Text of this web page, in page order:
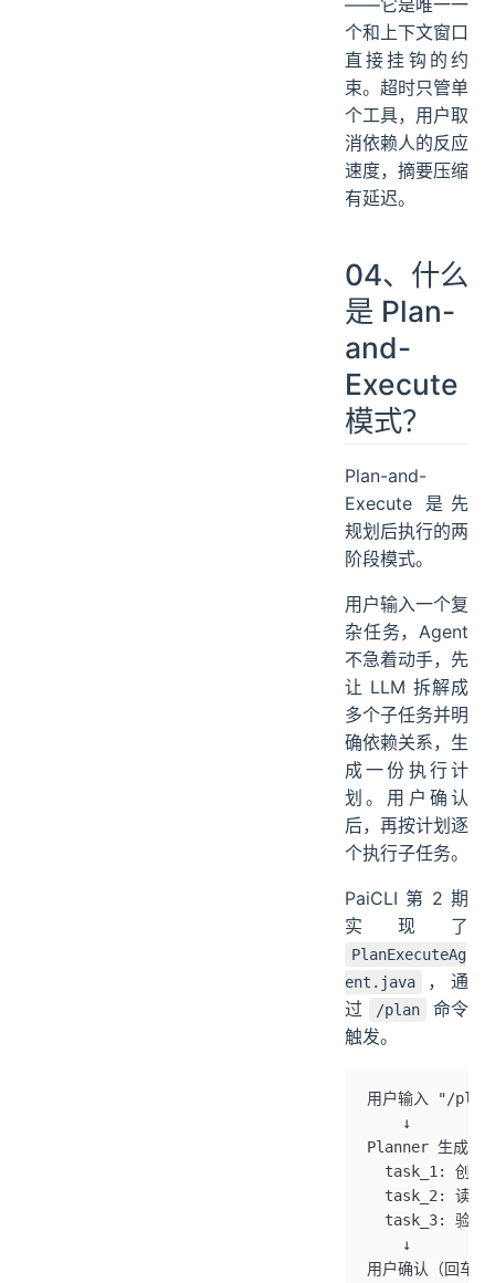
个和上下文窗口
直接挂钩的约
束。超时只管单
个工具，用户取
消依赖人的反应
速度，摘要压缩
有延迟。
04、什么
是 Plan-
and-
Execute
模式？
Plan-and-
Execute 是先
规划后执行的两
阶段模式。
用户输入一个复
杂任务，Agent
不急着动手，先
让 LLM 拆解成
多个子任务并明
确依赖关系，生
成一份执行计
划。用户确认
后，再按计划逐
个执行子任务。
PaiCLI 第 2 期
实现了
PlanExecuteAg
ent.java
，通
过
/plan
命令
触发。
用户输入 "/plan
    ↓
Planner 生成计
task_1: 创建
task_2: 读取
task_3: 验证
    ↓
用户确认（回车